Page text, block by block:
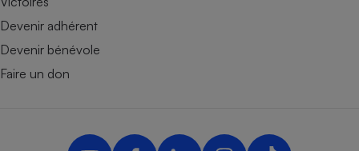
Devenir adhérent
Devenir bénévole
Faire un don